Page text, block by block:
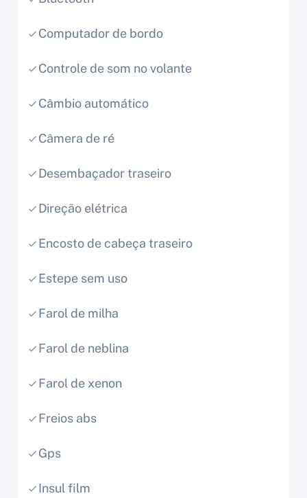
Computador de bordo
Controle de som no volante
Câmbio automático
Câmera de ré
Desembaçador traseiro
Direção elétrica
Encosto de cabeça traseiro
Estepe sem uso
Farol de milha
Farol de neblina
Farol de xenon
Freios abs
Gps
Insul film